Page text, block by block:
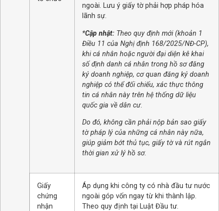
ngoài. Lưu ý giấy tờ phải hợp pháp hóa
lãnh sự.
*Cập nhật: Theo quy định mới (khoản 1
Điều 11 của Nghị định 168/2025/NĐ-CP),
khi cá nhân hoặc người đại diện kê khai
số định danh cá nhân trong hồ sơ đăng
ký doanh nghiệp, cơ quan đăng ký doanh
nghiệp có thể đối chiếu, xác thực thông
tin cá nhân này trên hệ thống dữ liệu
quốc gia về dân cư.
Do đó, không cần phải nộp bản sao giấy
tờ pháp lý của những cá nhân này nữa,
giúp giảm bớt thủ tục, giấy tờ và rút ngắn
thời gian xử lý hồ sơ.
Giấy
chứng
nhận
Áp dụng khi công ty có nhà đầu tư nước
ngoài góp vốn ngay từ khi thành lập.
Theo quy định tại Luật Đầu tư.